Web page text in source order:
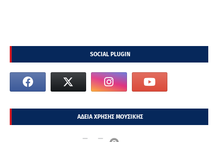
SOCIAL PLUGIN
ΑΔΕΙΑ ΧΡΗΣΗΣ ΜΟΥΣΙΚΗΣ